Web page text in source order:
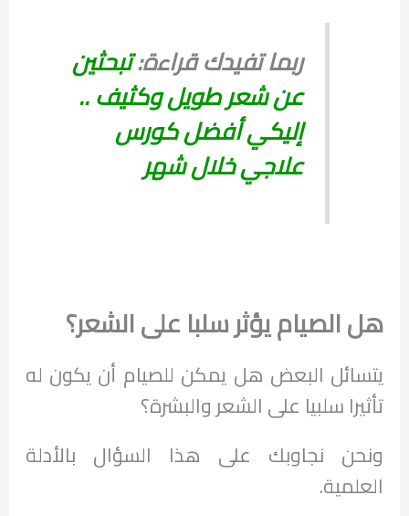
ربما تفيدك قراءة:تبحثين
عن شعر طويل وكثيف ..
إليكي أفضل كورس
علاجي خلال شهر
هل الصيام يؤثر سلبا على الشعر؟
يتسائل البعض هل يمكن للصيام أن يكون له
تأثيرا سلبيا على الشعر والبشرة؟
ونحن نجاوبك على هذا السؤال بالأدلة
العلمية.